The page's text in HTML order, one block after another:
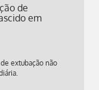
de
em
extubação não